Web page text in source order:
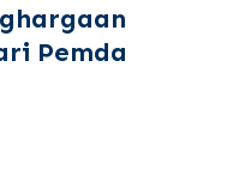
Pemda